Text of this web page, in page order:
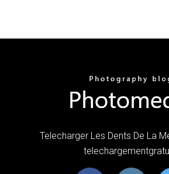
Telecharger Les Dents De La